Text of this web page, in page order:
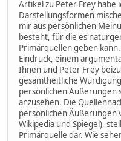
Artikel zu Peter Frey habe
Darstellungsformen
mir aus persönlichen
besteht, für die es
Primärquellen geben
Eindruck, einem
Ihnen und Peter Frey
gesamtheitliche
persönlichen Äußerungen
anzusehen. Die
persönlichen Äußerungen
Wikipedia und Spiegel),
Primärquelle dar. Wie